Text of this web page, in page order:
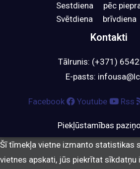
Sestdiena pēc
Svētdiena brīvdiena
Kontakti​
Tālrunis: (+371)
E-pasts:
Facebook Youtube Rss
Piekļūstamības
Šī tīmekļa vietne izmanto statistikas sīkdatnes. Turpinot
vietnes apskati, jūs piekrītat sīkdatņu